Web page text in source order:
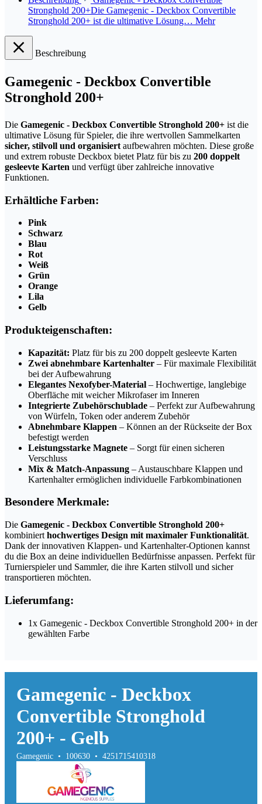
Stronghold 200+Die Gamegenic - Deckbox Convertible
Stronghold 200+ ist die ultimative Lösung… Mehr
Beschreibung
Gamegenic - Deckbox Convertible
Stronghold 200+
Die Gamegenic - Deckbox Convertible Stronghold 200+ ist die
ultimative Lösung für Spieler, die ihre wertvollen Sammelkarten
sicher, stilvoll und organisiert aufbewahren möchten. Diese große
und extrem robuste Deckbox bietet Platz für bis zu 200 doppelt
gesleevte Karten und verfügt über zahlreiche innovative
Funktionen.
Erhältliche Farben:
Pink
Schwarz
Blau
Rot
Weiß
Grün
Orange
Lila
Gelb
Produkteigenschaften:
Kapazität: Platz für bis zu 200 doppelt gesleevte Karten
Zwei abnehmbare Kartenhalter – Für maximale Flexibilität
bei der Aufbewahrung
Elegantes Nexofyber-Material – Hochwertige, langlebige
Oberfläche mit weicher Mikrofaser im Inneren
Integrierte Zubehörschublade – Perfekt zur Aufbewahrung
von Würfeln, Token oder anderem Zubehör
Abnehmbare Klappen – Können an der Rückseite der Box
befestigt werden
Leistungsstarke Magnete – Sorgt für einen sicheren
Verschluss
Mix & Match-Anpassung – Austauschbare Klappen und
Kartenhalter ermöglichen individuelle Farbkombinationen
Besondere Merkmale:
Die Gamegenic - Deckbox Convertible Stronghold 200+
kombiniert hochwertiges Design mit maximaler Funktionalität.
Dank der innovativen Klappen- und Kartenhalter-Optionen kannst
du die Box an deine individuellen Bedürfnisse anpassen. Perfekt für
Turnierspieler und Sammler, die ihre Karten stilvoll und sicher
transportieren möchten.
Lieferumfang:
1x Gamegenic - Deckbox Convertible Stronghold 200+ in der
gewählten Farbe
Gamegenic - Deckbox
Convertible Stronghold
200+ - Gelb
Gamegenic • 100630 • 4251715410318